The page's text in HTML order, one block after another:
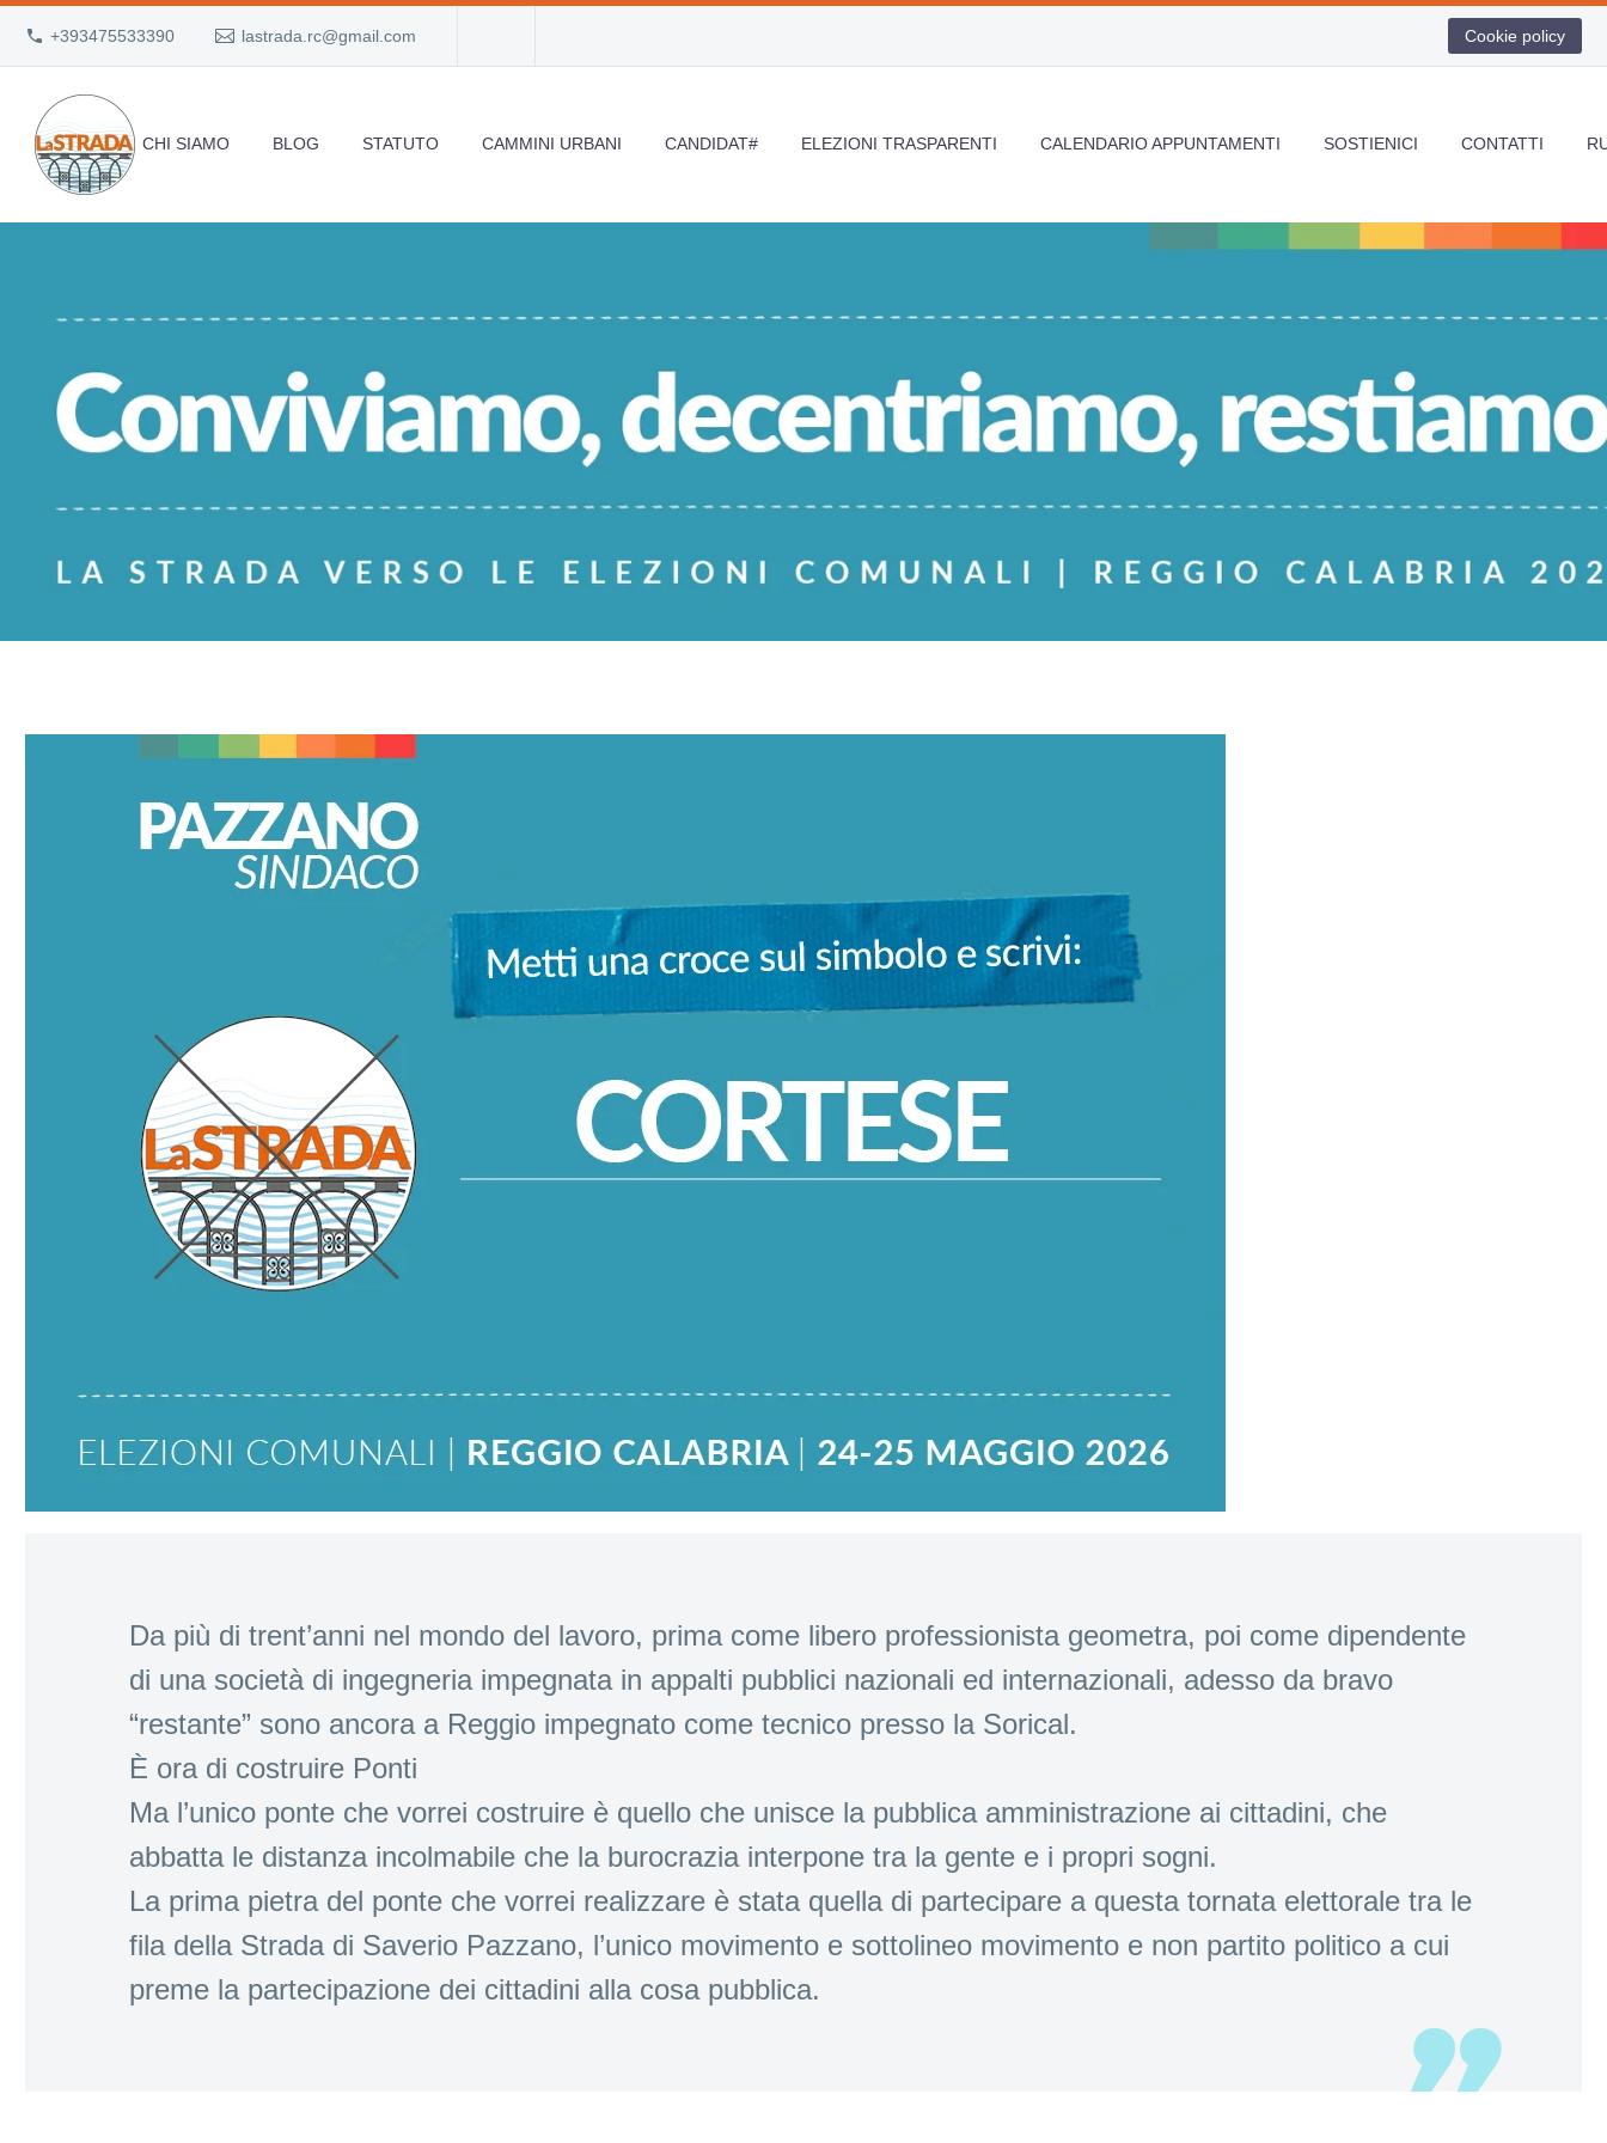
+393475533390 lastrada.rc@gmail.com Cookie policy
CHI SIAMO BLOG STATUTO CAMMINI URBANI CANDIDAT# ELEZIONI TRASPARENTI CALENDARIO APPUNTAMENTI SOSTIENICI CONTATTI
Da più di trent’anni nel mondo del lavoro, prima come libero professionista geometra, poi come dipendente
di una società di ingegneria impegnata in appalti pubblici nazionali ed internazionali, adesso da bravo
“restante” sono ancora a Reggio impegnato come tecnico presso la Sorical.
È ora di costruire Ponti
Ma l’unico ponte che vorrei costruire è quello che unisce la pubblica amministrazione ai cittadini, che
abbatta le distanza incolmabile che la burocrazia interpone tra la gente e i propri sogni.
La prima pietra del ponte che vorrei realizzare è stata quella di partecipare a questa tornata elettorale tra le
fila della Strada di Saverio Pazzano, l’unico movimento e sottolineo movimento e non partito politico a cui
preme la partecipazione dei cittadini alla cosa pubblica.